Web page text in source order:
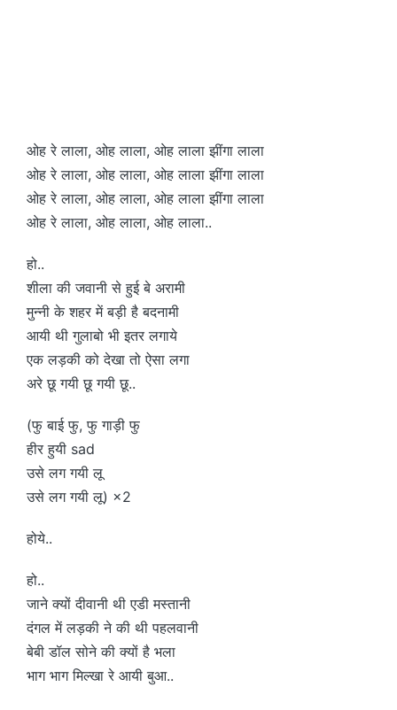
ओह रे लाला, ओह लाला, ओह लाला झींगा लाला
ओह रे लाला, ओह लाला, ओह लाला झींगा लाला
ओह रे लाला, ओह लाला, ओह लाला झींगा लाला
ओह रे लाला, ओह लाला, ओह लाला..
हो..
शीला की जवानी से हुई बे अरामी
मुन्नी के शहर में बड़ी है बदनामी
आयी थी गुलाबो भी इतर लगाये
एक लड़की को देखा तो ऐसा लगा
अरे छू गयी छू गयी छू..
(फु बाई फु, फु गाड़ी फु
हीर हुयी sad
उसे लग गयी लू
उसे लग गयी लू) ×2
होये..
हो..
जाने क्यों दीवानी थी एडी मस्तानी
दंगल में लड़की ने की थी पहलवानी
बेबी डॉल सोने की क्यों है भला
भाग भाग मिल्खा रे आयी बुआ..